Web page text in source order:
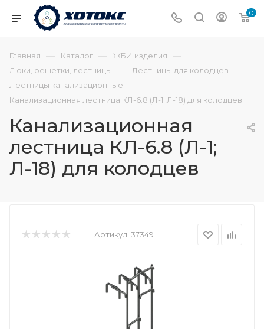
0
Главная — Каталог — ЖБИ изделия —
Люки, решетки, лестницы — Лестницы для колодцев —
Лестницы канализационные —
Канализационная лестница КЛ-6.8 (Л-1; Л-18) для колодцев
Канализационная
лестница КЛ-6.8 (Л-1;
Л-18) для колодцев
Артикул: 37349